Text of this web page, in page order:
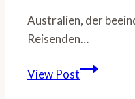
Australien, der
Reisenden…
View Post